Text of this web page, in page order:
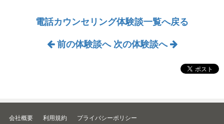
電話カウンセリング体験談一覧へ戻る
前の体験談へ 次の体験談へ
会社概要 利用規約
プライバシーポリシー